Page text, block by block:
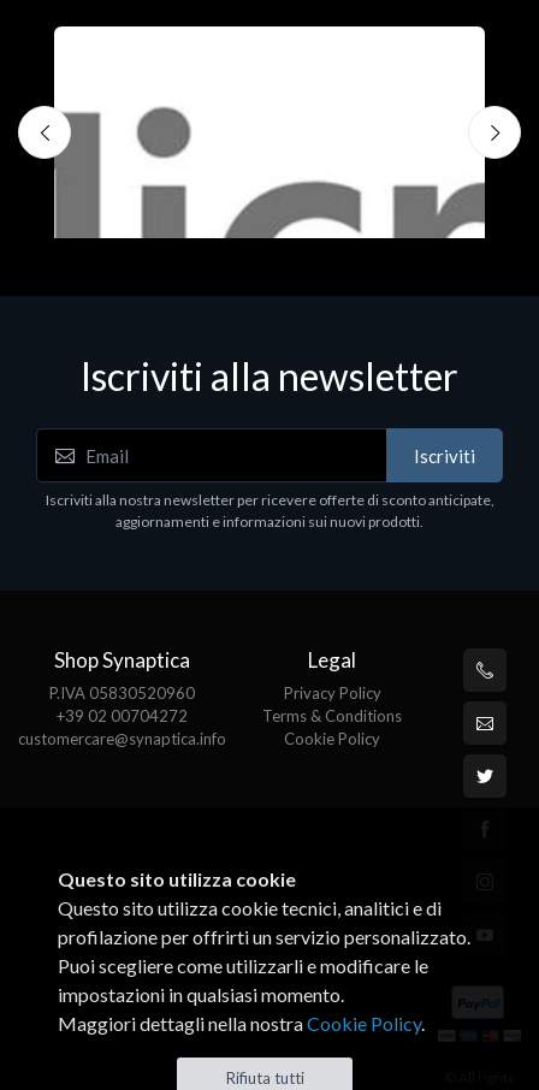
Software - Office Productivity
MS OFFICE H&S 2021 ESD
Iscriviti alla newsletter
Iscriviti
Iscriviti alla nostra newsletter per ricevere offerte di sconto anticipate,
aggiornamenti e informazioni sui nuovi prodotti.
Shop Synaptica
P.IVA 05830520960
+39 02 00704272
customercare@synaptica.info
Legal
Privacy Policy
Terms & Conditions
Cookie Policy
Questo sito utilizza cookie
Questo sito utilizza cookie tecnici, analitici e di
profilazione per offrirti un servizio personalizzato.
Puoi scegliere come utilizzarli e modificare le
impostazioni in qualsiasi momento.
Maggiori dettagli nella nostraCookie Policy.
Rifiuta tutti